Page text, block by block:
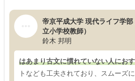
帝京平成大学 現代ライフ学
立小学校教師）
鈴木 邦明
はあまり古文に慣れていない人にお
トなども工夫されており、スムーズ